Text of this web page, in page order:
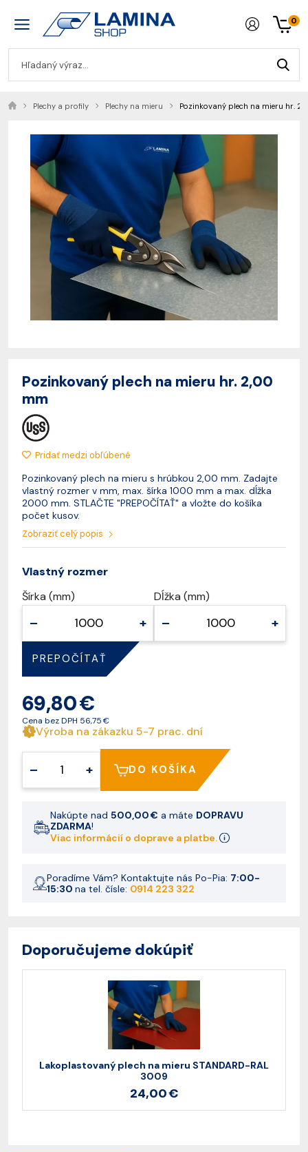
0
Plechy a profily Plechy na mieru Pozinkovaný plech na mieru hr.
Pozinkovaný plech na mieru hr. 2,00
mm
Pridať medzi obľúbené
Pozinkovaný plech na mieru s hrúbkou 2,00 mm. Zadajte
vlastný rozmer v mm, max. šírka 1000 mm a max. dĺžka
2000 mm. STLAČTE "PREPOČÍTAŤ" a vložte do košíka
počet kusov.
Zobraziť celý popis
Vlastný rozmer
Šírka (mm)
– +
Dĺžka (mm)
– +
PREPOČÍTAŤ
69,80 €
Cena bez DPH 56,75 €
Výroba na zákazku 5-7 prac. dní
– + DO KOŠÍKA
Nakúpte nad 500,00 € a máte DOPRAVU
ZDARMA!
Viac informácií o doprave a platbe.
Poradíme Vám? Kontaktujte nás Po-Pia: 7:00-
15:30 na tel. čísle: 0914 223 322
Doporučujeme dokúpiť
Lakoplastovaný plech na mieru STANDARD-RAL
3009
24,00 €